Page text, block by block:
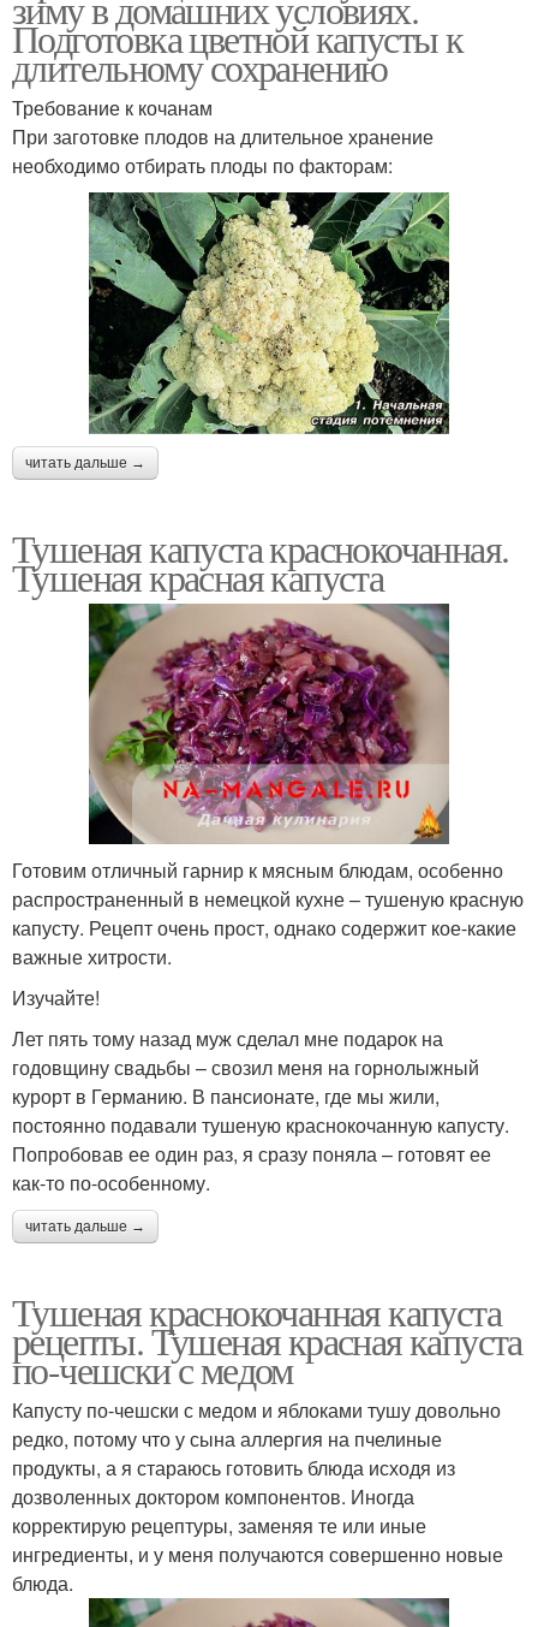
Подготовка цветной капусты к
длительному сохранению
Требование к кочанам
При заготовке плодов на длительное хранение
необходимо отбирать плоды по факторам:
читать дальше →
Тушеная капуста краснокочанная.
Тушеная красная капуста
Готовим отличный гарнир к мясным блюдам, особенно
распространенный в немецкой кухне – тушеную красную
капусту. Рецепт очень прост, однако содержит кое-какие
важные хитрости.
Изучайте!
Лет пять тому назад муж сделал мне подарок на
годовщину свадьбы – свозил меня на горнолыжный
курорт в Германию. В пансионате, где мы жили,
постоянно подавали тушеную краснокочанную капусту.
Попробовав ее один раз, я сразу поняла – готовят ее
как-то по-особенному.
читать дальше →
Тушеная краснокочанная капуста
рецепты. Тушеная красная капуста
по-чешски с медом
Капусту по-чешски с медом и яблоками тушу довольно
редко, потому что у сына аллергия на пчелиные
продукты, а я стараюсь готовить блюда исходя из
дозволенных доктором компонентов. Иногда
корректирую рецептуры, заменяя те или иные
ингредиенты, и у меня получаются совершенно новые
блюда.